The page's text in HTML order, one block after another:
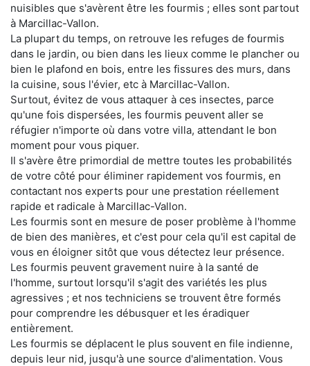
nuisibles que s'avèrent être les fourmis ; elles sont partout
à Marcillac-Vallon.
La plupart du temps, on retrouve les refuges de fourmis
dans le jardin, ou bien dans les lieux comme le plancher ou
bien le plafond en bois, entre les fissures des murs, dans
la cuisine, sous l'évier, etc à Marcillac-Vallon.
Surtout, évitez de vous attaquer à ces insectes, parce
qu'une fois dispersées, les fourmis peuvent aller se
réfugier n'importe où dans votre villa, attendant le bon
moment pour vous piquer.
Il s'avère être primordial de mettre toutes les probabilités
de votre côté pour éliminer rapidement vos fourmis, en
contactant nos experts pour une prestation réellement
rapide et radicale à Marcillac-Vallon.
Les fourmis sont en mesure de poser problème à l'homme
de bien des manières, et c'est pour cela qu'il est capital de
vous en éloigner sitôt que vous détectez leur présence.
Les fourmis peuvent gravement nuire à la santé de
l'homme, surtout lorsqu'il s'agit des variétés les plus
agressives ; et nos techniciens se trouvent être formés
pour comprendre les débusquer et les éradiquer
entièrement.
Les fourmis se déplacent le plus souvent en file indienne,
depuis leur nid, jusqu'à une source d'alimentation. Vous